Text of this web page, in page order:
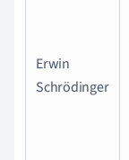
Erwin
Schrödinger